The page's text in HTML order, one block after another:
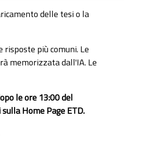
delle tesi o la
più comuni. Le
memorizzata dall'IA. Le
le ore 13:00 del
Home Page ETD.